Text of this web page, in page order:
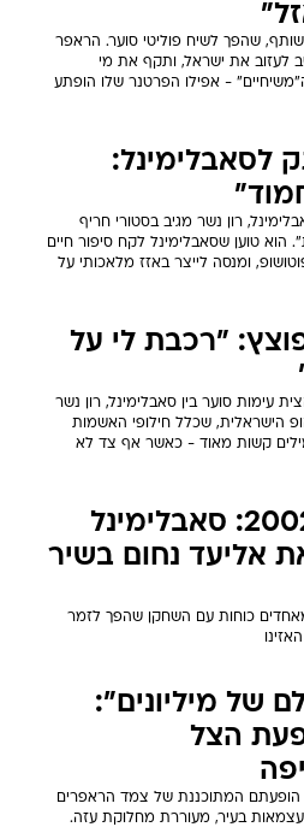
שהפך לשיח פוליטי סוער. הראפר
לעזוב את ישראל, ותקף את מי
- אפילו הפרטנר שלו הופתע
לסאבלימינל:
רון נשר מגיב בסטורי חריף
הוא טוען שסאבלימינל לקח סיפור חיים
ומנסה לייצר באזז מלאכותי על
"רכבת לי על
עימות סוער בין סאבלימינל, רון נשר
הישראלית, שכלל חילופי האשמות
קשות מאוד - כאשר אף צד לא
כאילו חזרנו ל-2002: סאבלימינל
אליעד נחום בשיר
כוחות עם השחקן שהפך לזמר
של מיליונים":
הצל
הופעתם המתוכננת של צמד הראפרים
בעיר, מעוררת מחלוקת עזה.